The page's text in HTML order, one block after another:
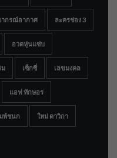
ากรณ์อากาศ ละครช่อง 3
อวดหุ่นแซ่บ
ม เซ็กซี่ เลขมงคล
แอฟ ทักษอร
พ์ชนก ใหม่ ดาวิกา